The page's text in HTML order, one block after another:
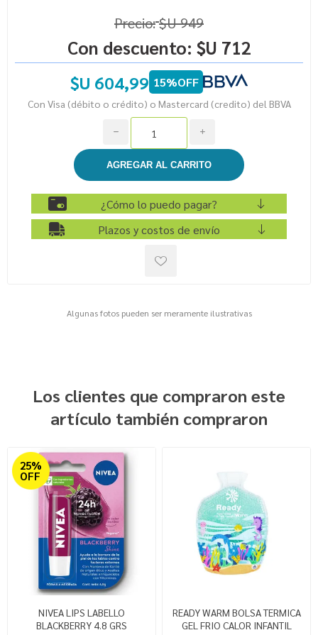
Precio:$U 949
Con descuento: $U 712
$U 604,99 15%OFF
Con Visa (débito o crédito) o Mastercard (credito) del BBVA
i
h
¿Cómo lo puedo pagar?
Plazos y costos de envío
Algunas fotos pueden ser meramente ilustrativas
Los clientes que compraron este
artículo también compraron
25%
OFF
NIVEA LIPS LABELLO
BLACKBERRY 4.8 GRS
READY WARM BOLSA TERMICA
GEL FRIO CALOR INFANTIL